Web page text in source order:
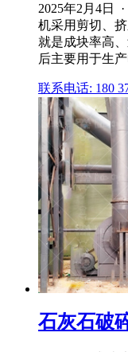
2025年2月4日
机采用剪切、
就是成块率高
后主要用于生
联系电话: 180
石灰石破